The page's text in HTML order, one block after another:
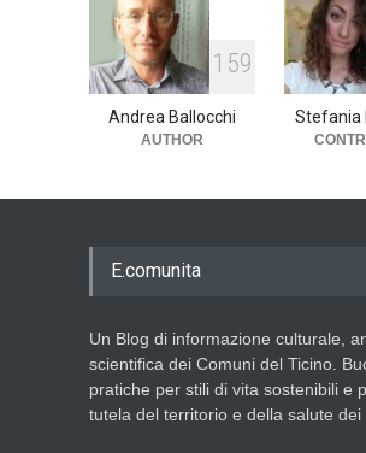
1 59
Andrea Ballocchi
AUTHOR
Stefania
E.comunita
Un Blog di informazione culturale,
scientifica dei Comuni del Ticino.
pratiche per stili di vita sostenibili e
tutela del territorio e della salute dei